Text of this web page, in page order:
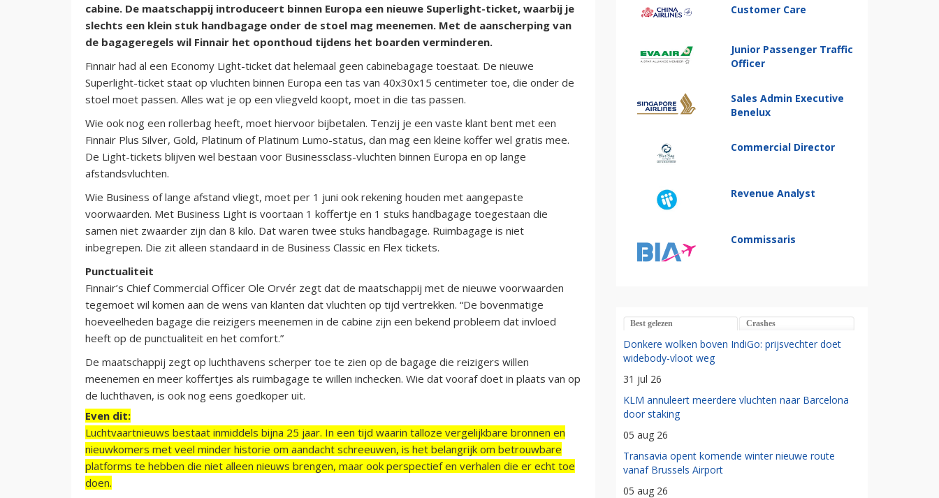
cabine. De maatschappij introduceert binnen Europa een nieuwe Superlight-ticket, waarbij je
slechts een klein stuk handbagage onder de stoel mag meenemen. Met de aanscherping van
de bagageregels wil Finnair het oponthoud tijdens het boarden verminderen.
Finnair had al een Economy Light-ticket dat helemaal geen cabinebagage toestaat. De nieuwe
Superlight-ticket staat op vluchten binnen Europa een tas van 40x30x15 centimeter toe, die onder de
stoel moet passen. Alles wat je op een vliegveld koopt, moet in die tas passen.
Wie ook nog een rollerbag heeft, moet hiervoor bijbetalen. Tenzij je een vaste klant bent met een
Finnair Plus Silver, Gold, Platinum of Platinum Lumo-status, dan mag een kleine koffer wel gratis mee.
De Light-tickets blijven wel bestaan voor Businessclass-vluchten binnen Europa en op lange
afstandsvluchten.
Wie Business of lange afstand vliegt, moet per 1 juni ook rekening houden met aangepaste
voorwaarden. Met Business Light is voortaan 1 koffertje en 1 stuks handbagage toegestaan die
samen niet zwaarder zijn dan 8 kilo. Dat waren twee stuks handbagage. Ruimbagage is niet
inbegrepen. Die zit alleen standaard in de Business Classic en Flex tickets.
Punctualiteit
Finnair’s Chief Commercial Officer Ole Orvér zegt dat de maatschappij met de nieuwe voorwaarden
tegemoet wil komen aan de wens van klanten dat vluchten op tijd vertrekken. “De bovenmatige
hoeveelheden bagage die reizigers meenemen in de cabine zijn een bekend probleem dat invloed
heeft op de punctualiteit en het comfort.”
De maatschappij zegt op luchthavens scherper toe te zien op de bagage die reizigers willen
meenemen en meer koffertjes als ruimbagage te willen inchecken. Wie dat vooraf doet in plaats van op
de luchthaven, is ook nog eens goedkoper uit.
Even dit:
Luchtvaartnieuws bestaat inmiddels bijna 25 jaar. In een tijd waarin talloze vergelijkbare bronnen en
nieuwkomers met veel minder historie om aandacht schreeuwen, is het belangrijk om betrouwbare
platforms te hebben die niet alleen nieuws brengen, maar ook perspectief en verhalen die er echt toe
doen.
Customer Care
Junior Passenger Traffic
Officer
Sales Admin Executive
Benelux
Commercial Director
Revenue Analyst
Commissaris
Best gelezen Crashes
Donkere wolken boven IndiGo: prijsvechter doet
widebody-vloot weg
31 jul 26
KLM annuleert meerdere vluchten naar Barcelona
door staking
05 aug 26
Transavia opent komende winter nieuwe route
vanaf Brussels Airport
05 aug 26